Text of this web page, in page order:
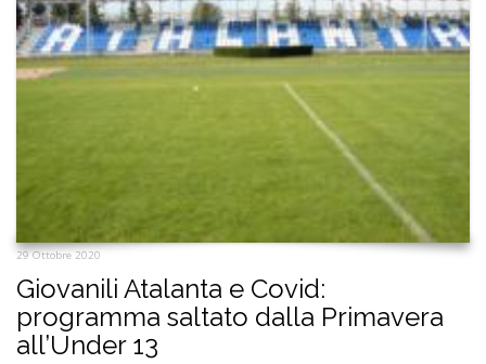
29 Ottobre 2020
Giovanili Atalanta e Covid:
programma saltato dalla Primavera
all’Under 13